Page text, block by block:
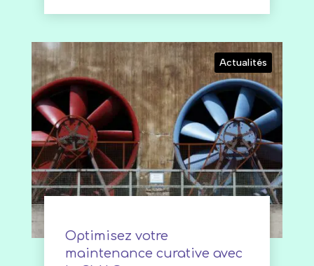
Actualités
Optimisez votre
maintenance curative avec